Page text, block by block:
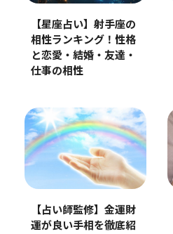
【星座占い】射手座の
相性ランキング！性格
と恋愛・結婚・友達・
仕事の相性
【占い師監修】金運財
運が良い手相を徹底紹